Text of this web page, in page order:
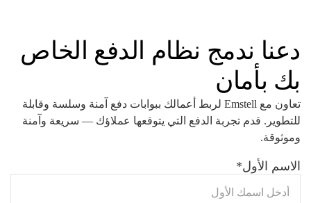
دعنا ندمج نظام الدفع الخاص
بك بأمان
تعاون مع Emstell لربط أعمالك ببوابات دفع آمنة وسلسة وقابلة
للتطوير. قدم تجربة الدفع التي يتوقعها عملاؤك — سريعة وآمنة
وموثوقة.
الاسم الأول*